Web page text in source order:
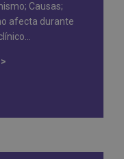
Causas;
afecta durante